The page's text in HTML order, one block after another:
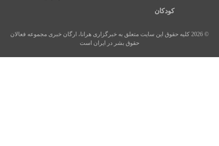
کودکان
© 2026 کلیه حقوق این سایت متعلق به خبرگزاری هرانا، ارگان خبری مجموعه فعالان
حقوق بشر در ایران است